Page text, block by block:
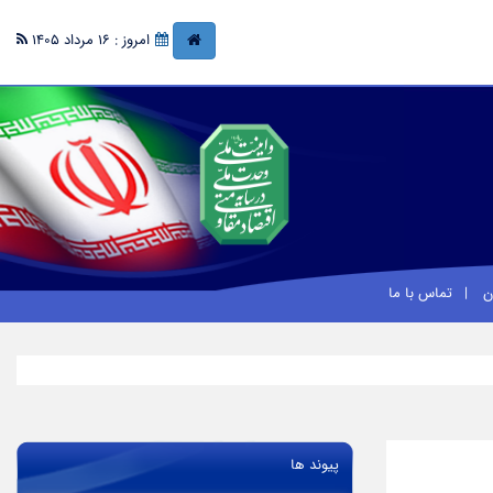
امروز : 16 مرداد 1405
تماس با ما
پیوند ها